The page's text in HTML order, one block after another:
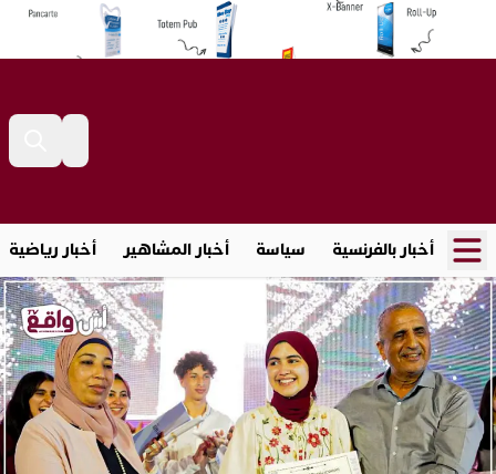
أخبار بالفرنسية سياسة أخبار المشاهير أخبار رياضية